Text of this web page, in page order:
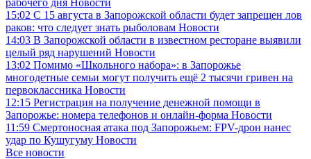
15:02 С 15 августа в Запорожской области будет запрещен лов
раков: что следует знать рыболовам Новости
14:03 В Запорожской области в известном ресторане выявили
целый ряд нарушений Новости
13:02 Помимо «Школьного набора»: в Запорожье
многодетные семьи могут получить ещё 2 тысячи гривен на
первоклассника Новости
12:15 Регистрация на получение денежной помощи в
Запорожье: номера телефонов и онлайн-форма Новости
11:59 Смертоносная атака под Запорожьем: FPV-дрон нанес
удар по Кушугуму Новости
Все новости